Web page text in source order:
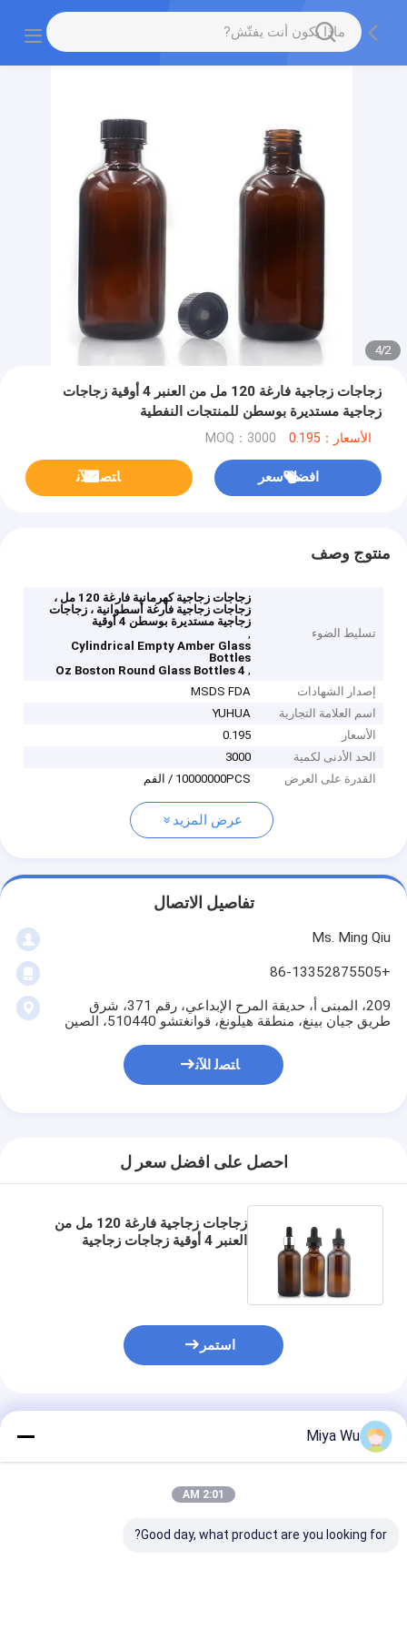
3
/
4
زجاجات زجاجية فارغة 120 مل من العنبر 4 أوقية زجاجات
زجاجية مستديرة بوسطن للمنتجات النفطية
الأسعار：0.195 MOQ：3000
افضل سعر ﺎﺘﺼﻟ ﺍﻶﻧ
منتوج وصف
تسليط الضوء
زجاجات زجاجية كهرمانية فارغة 120 مل ،
زجاجات زجاجية فارغة أسطوانية ، زجاجات
زجاجية مستديرة بوسطن 4 أوقية
,
Cylindrical Empty Amber Glass
Bottles
,
4 Oz Boston Round Glass Bottles
إصدار الشهادات
MSDS FDA
اسم العلامة التجارية
YUHUA
الأسعار
0.195
الحد الأدنى لكمية
3000
القدرة على العرض
10000000PCS / الفم
عرض المزيد
تفاصيل الاتصال
Ms. Ming Qiu
+86-13352875505
209، المبنى أ، حديقة المرح الإبداعي، رقم 371، شرق
طريق جيان بينغ، منطقة هيلونغ، قوانغتشو 510440، الصين
ﺎﺘﺼﻟ ﺍﻶﻧ
احصل على افضل سعر ل
زجاجات زجاجية فارغة 120 مل من
العنبر 4 أوقية زجاجات زجاجية
استمر
المنتجات الموصى بها
Miya Wu
2:01 AM
Good day, what product are you looking for?